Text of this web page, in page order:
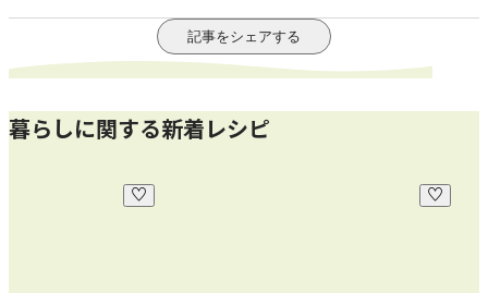
記事をシェアする
暮らしに関する新着レシピ